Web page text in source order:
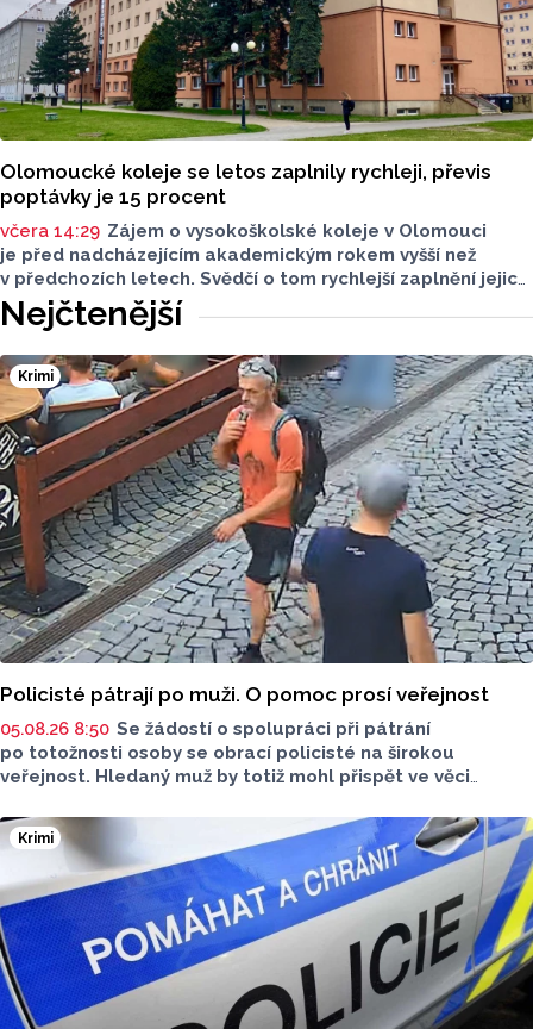
Olomoucké koleje se letos zaplnily rychleji, převis
poptávky je 15 procent
včera 14:29 Zájem o vysokoškolské koleje v Olomouci
je před nadcházejícím akademickým rokem vyšší než
v předchozích letech. Svědčí o tom rychlejší zaplnění jejich
kapacity. Letošní převis poptávky je asi 15 procent, řekl
ČTK mluvčí Univerzity Palackého (UP) v Olomouci Egon
Havrlant. Celková kapacita lůžek na kolejích je letos
zhruba 4300, o dalších přibližně 500 míst se tento počet
navýší příští rok po přestavbě bloku kolejí J. L. Fischera,
doplnil mluvčí.
Nejčtenější
Krimi
Policisté pátrají po muži. O pomoc prosí veřejnost
05.08.26 8:50 Se žádostí o spolupráci při pátrání
po totožnosti osoby se obrací policisté na širokou
veřejnost. Hledaný muž by totiž mohl přispět ve věci
Krimi